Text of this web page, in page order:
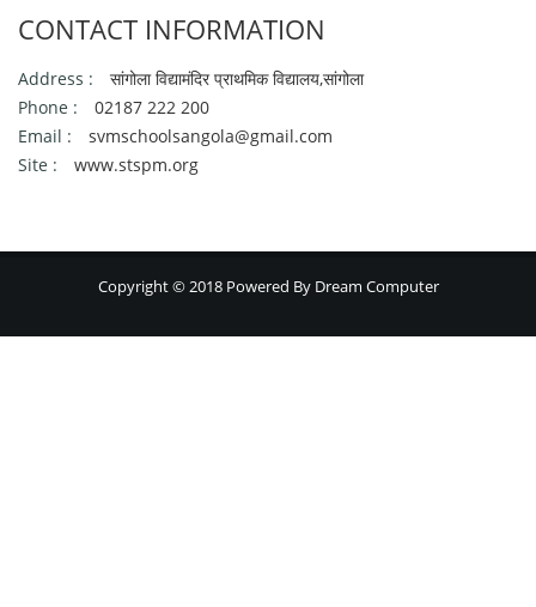
CONTACT INFORMATION
Address :
सांगोला विद्यामंदिर प्राथमिक विद्यालय,सांगोला
Phone :
02187 222 200
Email :
svmschoolsangola@gmail.com
Site :
www.stspm.org
Copyright © 2018 Powered By Dream Computer